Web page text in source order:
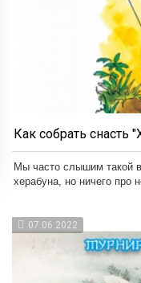
Как собрать снасть
Мы часто слышим такой
херабуна, но ничего про
07.06.2022